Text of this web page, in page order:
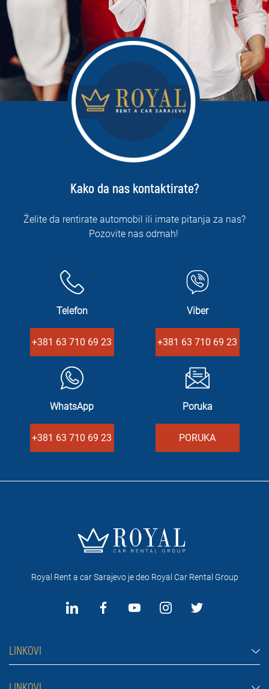
Kako da nas kontaktirate?
Želite da rentirate automobil ili imate pitanja za nas?
Pozovite nas odmah!
Telefon
+381 63 710 69 23
Viber
+381 63 710 69 23
WhatsApp
+381 63 710 69 23
Poruka
PORUKA
Royal Rent a car Sarajevo je deo Royal Car Rental Group
LINKOVI
Rent a car Sarajevo